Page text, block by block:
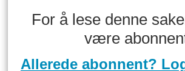
For å lese denne
være
Allerede abonnent?